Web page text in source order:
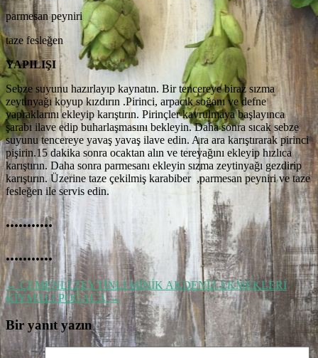
parmesan peyniri
taze fesleğen
YAPILIŞI
Sebze suyunu hazırlayıp kaynatın. Bir tencereye biraz sızma
zeytinyağı koyup kızdırın .Pirinci, arpacık soğanı ve defne
yapraklarını ekleyip karıştırın. Pirinçler kavrulmaya başlayınca
şarabı ilave edip buharlaşmasını bekleyin. Daha sonra sıcak sebze
suyunu tencereye yavaş yavaş ilave edin. Ara ara karıştırarak pirinci
pişirin.15 dakika sonra ocaktan alın ve tereyağını ekleyip hızlıca
karıştırın. Daha sonra parmesanı ekleyin sızma zeytinyağı gezdirip
karıştırın. Üzerine taze çekilmiş karabiber ,parmesan peyniri ve taze
fesleğen ile servis edin.
...........
...........
← ÇEMENLİ ZEYTİNLİ MİNİK AKDENİZ EKMEKLERİ
KIYMALI POĞAÇA→
Bir yanıt yazın